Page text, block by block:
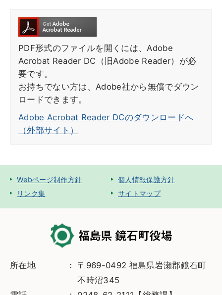
PDF形式のファイルを開くには、Adobe
Acrobat Reader DC（旧Adobe Reader）が必
要です。
お持ちでない方は、Adobe社から無償でダウン
ロードできます。
Adobe Acrobat Reader DCのダウンロードへ
（外部サイト）
Webページ制作方針
個人情報保護方針
リンク集
サイトマップ
所在地
〒969-0492 福島県岩瀬郡鏡石町
不時沼345